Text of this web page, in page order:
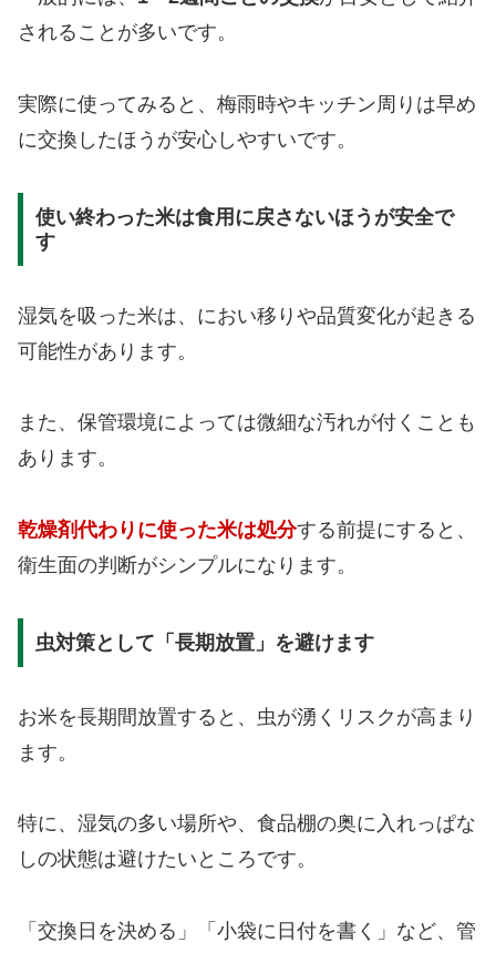
されることが多いです。
実際に使ってみると、梅雨時やキッチン周りは早め
に交換したほうが安心しやすいです。
使い終わった米は食用に戻さないほうが安全で
す
湿気を吸った米は、におい移りや品質変化が起きる
可能性があります。
また、保管環境によっては微細な汚れが付くことも
あります。
乾燥剤代わりに使った米は処分する前提にすると、
衛生面の判断がシンプルになります。
虫対策として「長期放置」を避けます
お米を長期間放置すると、虫が湧くリスクが高まり
ます。
特に、湿気の多い場所や、食品棚の奥に入れっぱな
しの状態は避けたいところです。
「交換日を決める」「小袋に日付を書く」など、管